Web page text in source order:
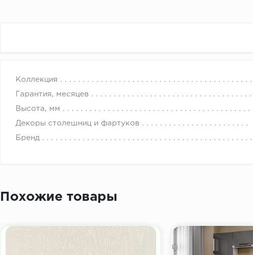
Коллекция
Гарантия, месяцев
Высота, мм
Декоры столешниц и фартуков
Бренд
Похожие товары